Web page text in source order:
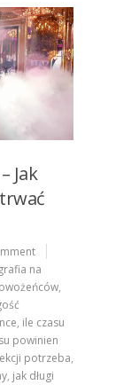
Jak
na
,
, ile czasu
powinien
potrzeba,
, jak długi